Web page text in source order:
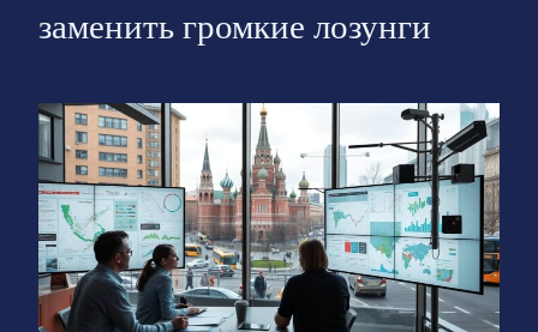
заменить громкие лозунги